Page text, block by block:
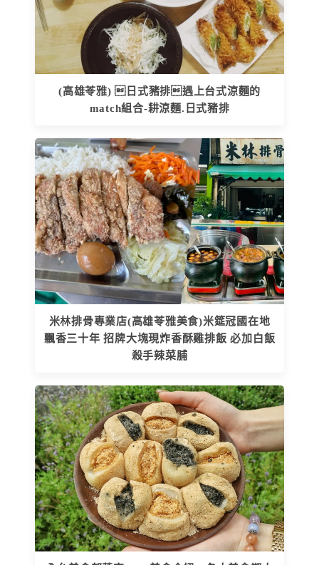
(高雄苓雅) 日式豬排遇上台式涼麵的
match組合-耕涼麵.日式豬排
米林排骨專業店(高雄苓雅美食)米筵冠國在地
飄香三十年 招牌大塊現炸香酥雞排飯 必加白飯
殺手辣菜脯